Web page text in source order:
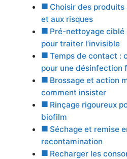
Choisir des
et aux risques
Pré-nettoyage ciblé
pour traiter l’invisible
Temps de contact :
pour une désinfection
Brossage et action
comment insister
Rinçage rigoureux
biofilm
Séchage et remise
recontamination
Recharger les